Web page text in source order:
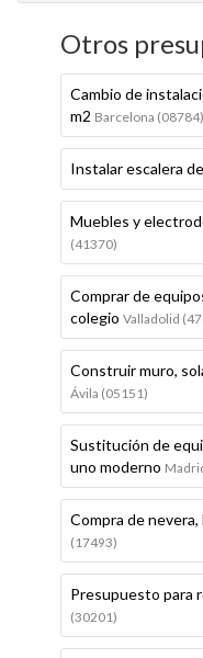
Otros
Cambio de
m2 Barcelona (08784)
Instalar escalera
Muebles y
(41370)
Comprar de
colegio Valladolid
Construir muro,
Ávila (05151)
Sustitución de
uno moderno
Compra de nevera,
(17493)
Presupuesto para
(30201)